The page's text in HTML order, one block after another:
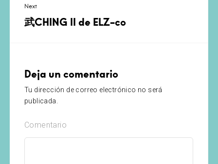
Next
武CHING ll de ELZ-co
Deja un comentario
Tu dirección de correo electrónico no será
publicada.
Comentario